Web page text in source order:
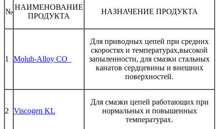
№
НАИМЕНОВАНИЕ
ПРОДУКТА
НАЗНАЧЕНИЕ ПРОДУКТА
1 Molub-Alloy CO
Для приводных цепей при средних
скоростях и температурах,высокой
запыленности, для смазки стальных
канатов сердцевины и внешних
поверхностей.
2 Viscogen KL
Для смазки цепей работающих при
нормальных и повышенных
температурах.